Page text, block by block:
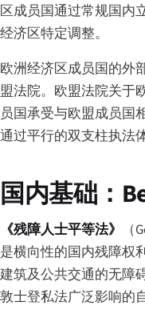
区成员国通过常规国内
经济区特定调整。
欧洲经济区成员国的外
盟法院。欧盟法院关于
员国承受与欧盟成员国
通过平行的双支柱执法
国内基础：
《残障人士平等法》 （
是横向性的国内残障权
建筑及公共交通的无障
敦士登私法广泛影响的